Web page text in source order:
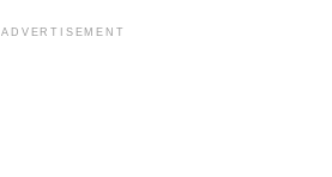
ADVERTISEMENT